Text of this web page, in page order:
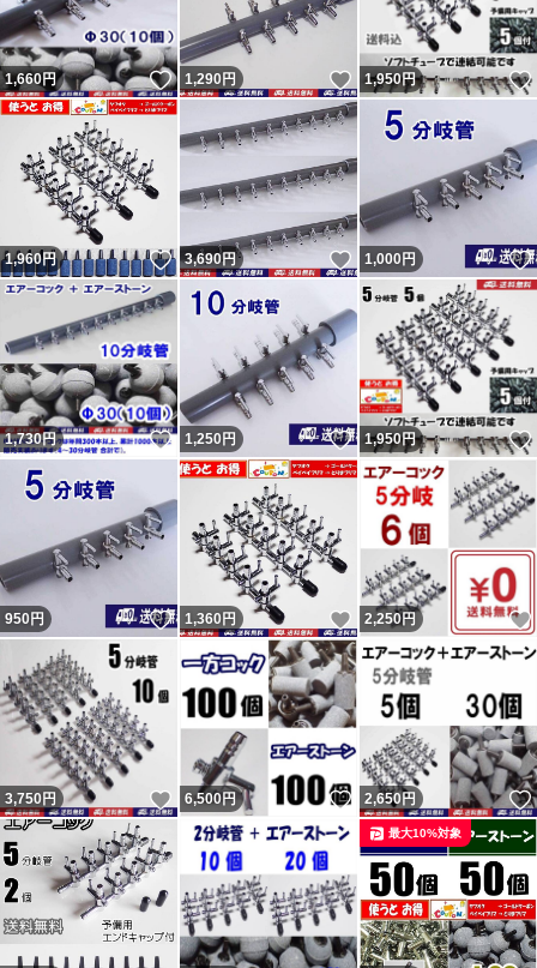
1,660円 いいね！
1,290円 いいね！
1,950円
1,960円 いいね！
3,690円 いいね！
1,000円
1,730円 いいね！
1,250円 いいね！
1,950円
950円 いいね！
1,360 円 いいね！
2,250円
3,750円 いいね！
6,500円 いいね！
2,650 円
最大10%対象